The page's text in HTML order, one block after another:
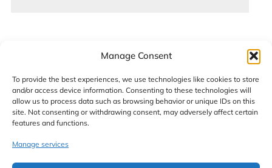
Manage Consent
To provide the best experiences, we use technologies like cookies to store
and/or access device information. Consenting to these technologies will
allow us to process data such as browsing behavior or unique IDs on this
site. Not consenting or withdrawing consent, may adversely affect certain
features and functions.
Manage services
Następna strona→
Zostaw komentarz
Twój adres email nie zostanie opublikowany.